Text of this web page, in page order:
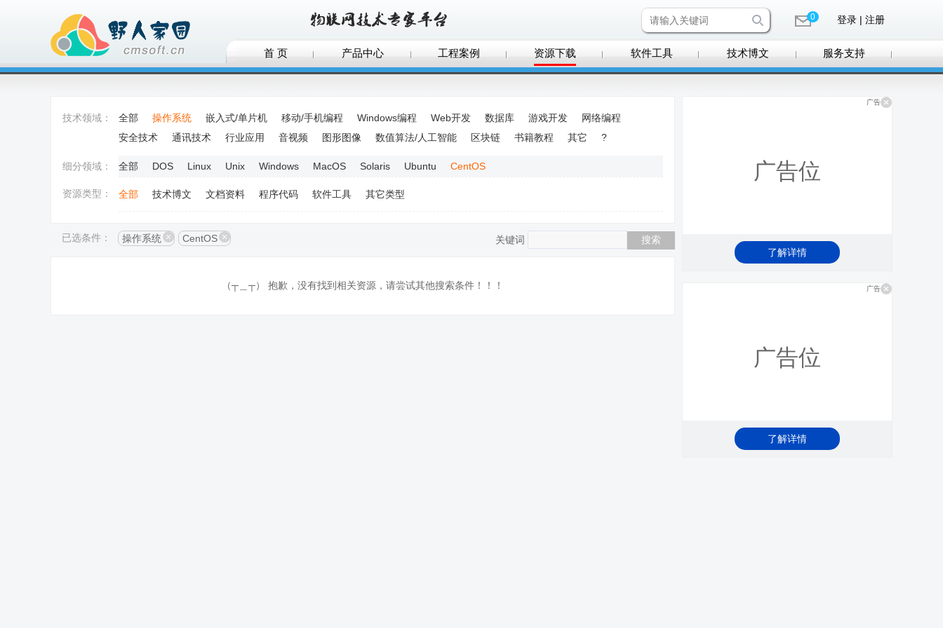
0 登录 | 注册
首 页 产品中心 工程案例 资源下载 软件工具 技术博文 服务支持
技术领域： 全部 操作系统 嵌入式/单片机 移动/手机编程 Windows编程 Web开发 数据库 游戏开发
网络编程
安全技术
通讯技术 行业应用 音视频 图形图像 数值算法/人工智能 区块链 书籍教程 其它 ?
细分领域： 全部 DOS Linux Unix Windows MacOS Solaris Ubuntu CentOS
资源类型： 全部 技术博文 文档资料 程序代码 软件工具 其它类型
已选条件： 操作系统 CentOS 关键词
（┬＿┬） 抱歉，没有找到相关资源，请尝试其他搜索条件！！！
广告
广告位
了解详情
广告
广告位
了解详情